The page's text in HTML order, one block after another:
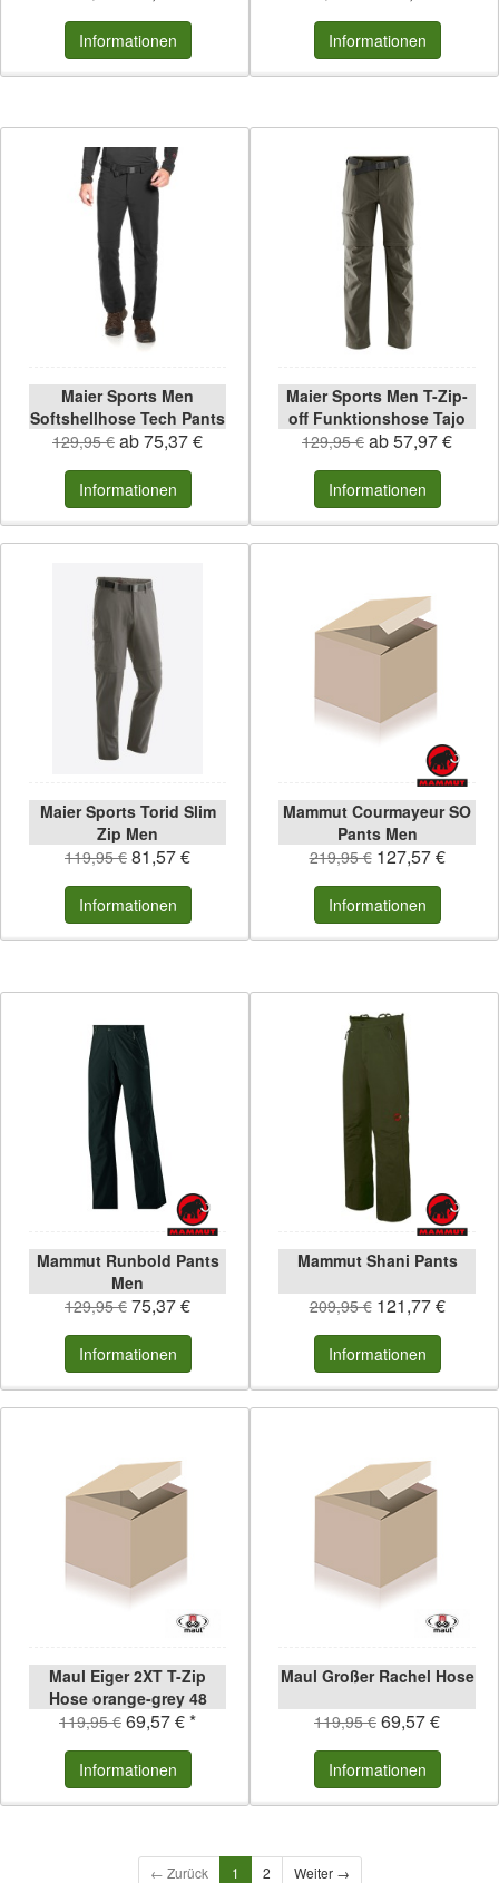
Informationen Informationen
Maier Sports Men
Softshellhose Tech Pants
129,95 € ab 75,37 €
Informationen
Maier Sports Men T-Zip-
off Funktionshose Tajo
129,95 € ab 57,97 €
Informationen
Maier Sports Torid Slim
Zip Men
119,95 € 81,57 €
Informationen
Mammut Courmayeur SO
Pants Men
219,95 € 127,57 €
Informationen
Mammut Runbold Pants
Men
129,95 € 75,37 €
Informationen
Mammut Shani Pants
209,95 € 121,77 €
Informationen
Maul Eiger 2XT T-Zip
Hose orange-grey 48
orange-grey | 48
119,95 € 69,57 € *
Informationen
Maul Großer Rachel Hose
119,95 € 69,57 €
Informationen
← Zurück 1 2 Weiter →